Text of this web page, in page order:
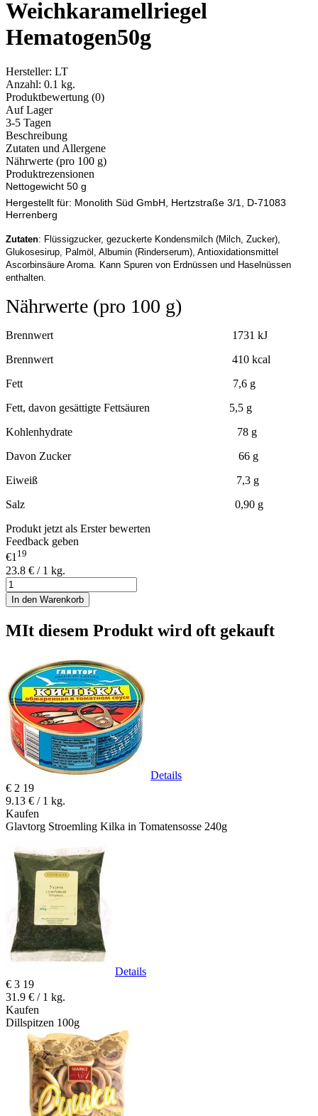
Weichkaramellriegel
Hematogen50g
Hersteller: LT
Anzahl: 0.1 kg.
Produktbewertung (0)
Auf Lager
3-5 Tagen
Beschreibung
Zutaten und Allergene
Nährwerte (pro 100 g)
Produktrezensionen
Nettogewicht 50 g
Hergestellt für: Monolith Süd GmbH, Hertzstraße 3/1, D-71083
Herrenberg
Zutaten: Flüssigzucker, gezuckerte Kondensmilch (Milch, Zucker),
Glukosesirup, Palmöl, Albumin (Rinderserum), Antioxidationsmittel
Ascorbinsäure Aroma. Kann Spuren von Erdnüssen und Haselnüssen
enthalten.
Nährwerte (pro 100 g)
Brennwert 1731 kJ
Brennwert 410 kcal
Fett 7,6 g
Fett, davon gesättigte Fettsäuren 5,5 g
Kohlenhydrate 78 g
Davon Zucker 66 g
Eiweiß 7,3 g
Salz 0,90 g
Produkt jetzt als Erster bewerten
Feedback geben
€119
23.8 € / 1 kg.
In den Warenkorb
MIt diesem Produkt wird oft gekauft
Details
€ 2 19
9.13 € / 1 kg.
Kaufen
Glavtorg Stroemling Kilka in Tomatensosse 240g
Details
€ 3 19
31.9 € / 1 kg.
Kaufen
Dillspitzen 100g